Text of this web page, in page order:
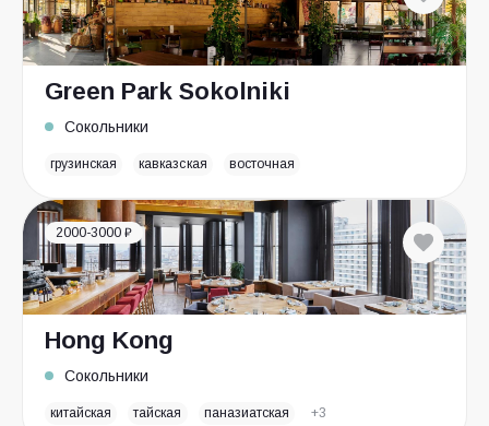
Green Park Sokolniki
Сокольники
грузинская кавказская восточная
2000-3000 ₽
Hong Kong
Сокольники
китайская тайская паназиатская +3